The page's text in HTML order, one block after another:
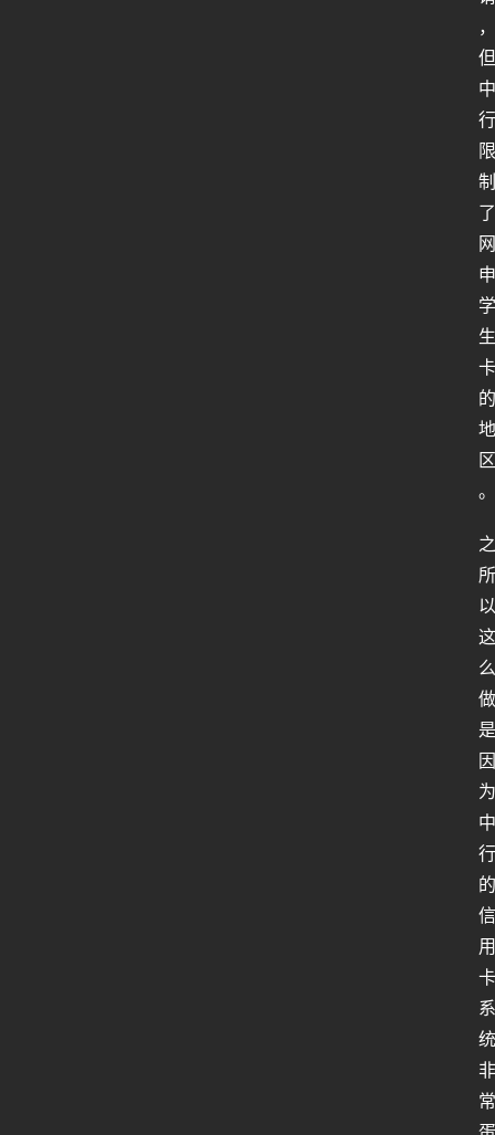
，
但
中
行
限
制
了
网
申
学
生
卡
的
地
区
。
之
所
以
这
么
做
是
因
为
中
行
的
信
用
卡
系
统
非
常